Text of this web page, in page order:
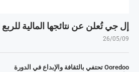
إل جي تُعلن عن نتائجها المالية للربع
26/05/09
Ooredoo تحتفي بالثقافة والإبداع في الدورة